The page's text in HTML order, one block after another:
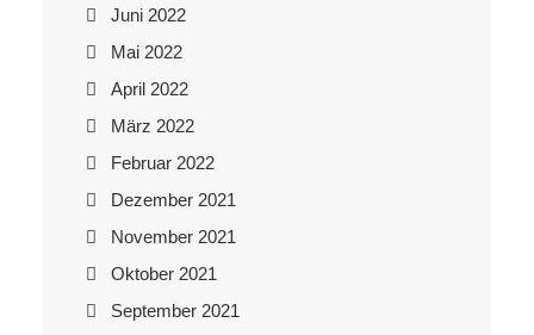
Juni 2022
Mai 2022
April 2022
März 2022
Februar 2022
Dezember 2021
November 2021
Oktober 2021
September 2021